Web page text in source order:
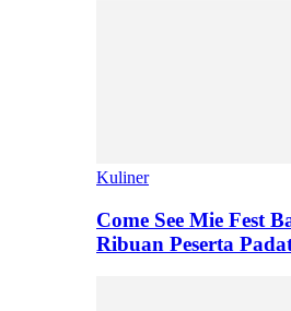
Kuliner
Come See Mie Fest
Ribuan Peserta